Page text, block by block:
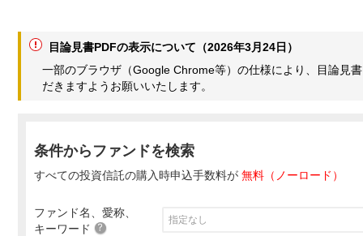
目論見書PDFの表示について（2026年3月24日）
一部のブラウザ（Google Chrome等）の仕様により、目論見
だきますようお願いいたします。
条件からファンドを検索
すべての投資信託の購入時申込手数料が 無料（ノーロード）
ファンド名、愛称、
キーワード